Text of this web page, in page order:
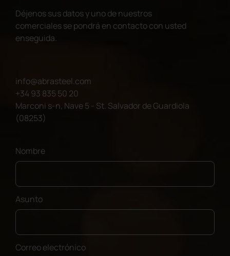
Déjenos sus datos y uno de nuestros
comerciales se pondrá en contacto con usted
enseguida.
info@abrasteel.com
+34 93 835 50 20
Marconi s-n, Nave 5 - St. Salvador de Guardiola
(08253)
Nombre
Asunto
Correo electrónico